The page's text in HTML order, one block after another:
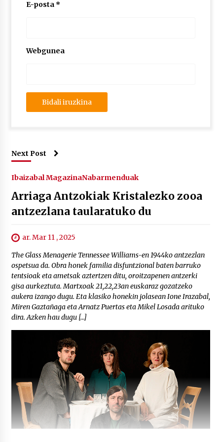
E-posta *
Webgunea
Next Post
Ibaizabal MagazinaNabarmenduak
Arriaga Antzokiak Kristalezko zooa
antzezlana taularatuko du
ar. Mar 11 , 2025
The Glass Menagerie Tennessee Williams-en 1944ko antzezlan
ospetsua da. Obra honek familia disfuntzional baten barruko
tentsioak eta ametsak aztertzen ditu, oroitzapenen antzerki
gisa aurkeztuta. Martxoak 21,22,23an euskaraz gozatzeko
aukera izango dugu. Eta klasiko honekin jolasean Ione Irazabal,
Miren Gaztañaga eta Arnatz Puertas eta Mikel Losada arituko
dira. Azken hau dugu […]